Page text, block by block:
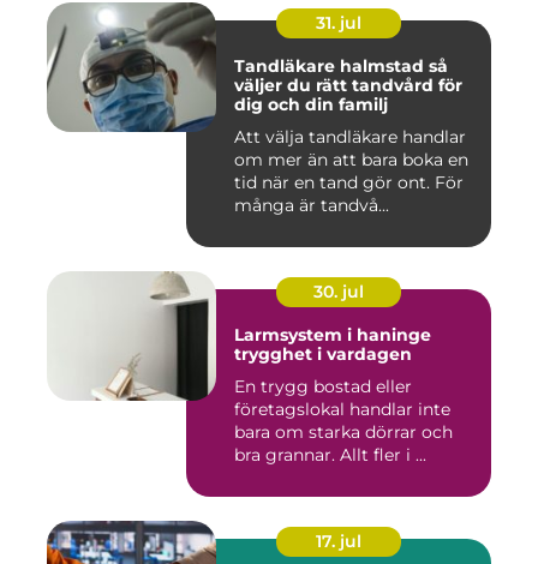
31. jul
Tandläkare halmstad så
väljer du rätt tandvård för
dig och din familj
Att välja tandläkare handlar
om mer än att bara boka en
tid när en tand gör ont. För
många är tandvå...
30. jul
Larmsystem i haninge
trygghet i vardagen
En trygg bostad eller
företagslokal handlar inte
bara om starka dörrar och
bra grannar. Allt fler i ...
17. jul